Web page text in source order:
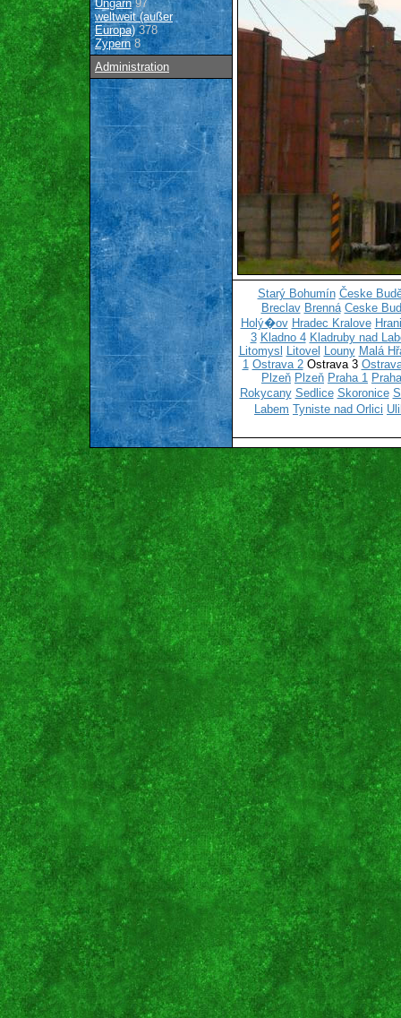
Ungarn97
weltweit (außer
Europa)378
Zypern8
Administration
Starý Bohumín Česke
Breclav Brenná Ceske
Holý�ov Hradec Kralove
3 Kladno 4 Kladruby nad
Litomysl
Litovel Louny Malá
1 Ostrava 2Ostrava 3
Plzeň Plzeň Praha 1
Rokycany Sedlice Skoronice
Labem Tyniste nad Orlici